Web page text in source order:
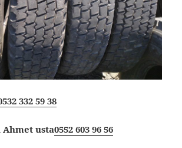
332 59 38
usta0552 603 96 56